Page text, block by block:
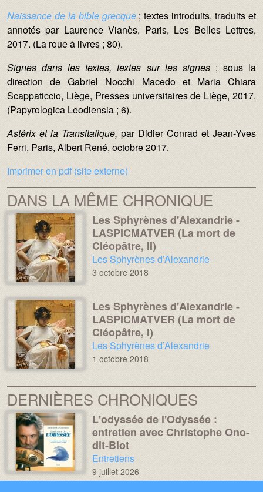
Naissance de la bible grecque; textes introduits, traduits et
annotés par Laurence Vianès, Paris, Les Belles Lettres,
2017. (La roue à livres ; 80).
Signes dans les textes, textes sur les signes; sous la
direction de Gabriel Nocchi Macedo et Maria Chiara
Scappaticcio, Liège, Presses universitaires de Liège, 2017.
(Papyrologica Leodiensia ; 6).
Astérix et la Transitalique, par Didier Conrad et Jean-Yves
Ferri, Paris, Albert René, octobre 2017.
Imprimer en pdf (site externe)
DANS LA MÊME CHRONIQUE
Média :
Image :
Les Sphyrènes d'Alexandrie -
LASPICMATVER (La mort de
Cléopâtre, II)
Chronique :
Les Sphyrènes d’Alexandrie
3 octobre 2018
Média :
Image :
Les Sphyrènes d'Alexandrie -
LASPICMATVER (La mort de
Cléopâtre, I)
Chronique :
Les Sphyrènes d’Alexandrie
1 octobre 2018
DERNIÈRES CHRONIQUES
Média :
Image :
L'odyssée de l'Odyssée :
entretien avec Christophe Ono-
dit-Biot
Chronique :
Entretiens
9 juillet 2026